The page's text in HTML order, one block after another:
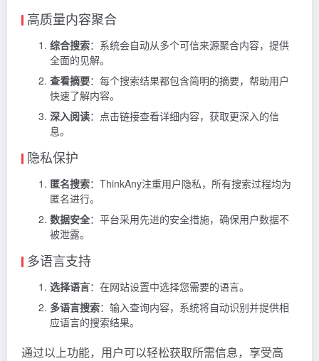
高质量内容聚合
综合搜索：系统会自动从多个可信来源聚合内容，提供
全面的见解。
查看摘要：每个搜索结果都包含简明的摘要，帮助用户
快速了解内容。
深入阅读：点击链接查看详细内容，获取更深入的信
息。
隐私保护
匿名搜索：ThinkAny注重用户隐私，所有搜索过程均为
匿名进行。
数据安全：平台采用先进的安全措施，确保用户数据不
被泄露。
多语言支持
选择语言：在网站设置中选择您需要的语言。
多语言搜索：输入查询内容，系统将自动识别并提供相
应语言的搜索结果。
通过以上功能，用户可以轻松获取所需信息，享受高